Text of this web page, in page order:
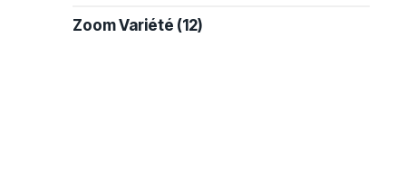
Zoom Variété (12)